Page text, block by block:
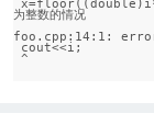
为整数的情况
foo.cpp:14:1:
^